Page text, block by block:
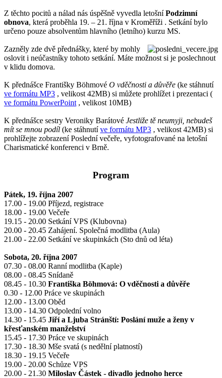
Z těchto pocitů a nálad nás úspěšně vyvedla letošníPodzimní
obnova, která proběhla 19. – 21. října v Kroměříži . Setkání bylo
určeno pouze absolventům hlavního (letního) kurzu MS.
Zazněly zde dvě přednášky, které by mohly
oslovit i neúčastníky tohoto setkání. Máte možnost si je poslechnout
v klidu domova.
K přednášce Františky Böhmové O vděčnosti a důvěře (ke stáhnutí
ve formátu MP3 , velikost 42MB) si můžete prohlížet i prezentaci (
ve formátu PowerPoint , velikost 10MB)
K přednášce sestry Veroniky Barátové Jestliže tě neumyji, nebudeš
mít se mnou podíl (ke stáhnutíve formátu MP3 , velikost 42MB) si
prohlížejte zobrazení Poslední večeře, vyfotografované na letošní
Charismatické konferenci v Brně.
Program
Pátek, 19. října 2007
17.00 - 19.00 Příjezd, registrace
18.00 - 19.00 Večeře
19.15 - 20.00 Setkání VPS (Klubovna)
20.00 - 20.45 Zahájení. Společná modlitba (Aula)
21.00 - 22.00 Setkání ve skupinkách (Sto dnů od léta)
Sobota, 20. října 2007
07.30 - 08.00 Ranní modlitba (Kaple)
08.00 - 08.45 Snídaně
08.45 - 10.30 Františka Böhmová: O vděčnosti a důvěře
0.30 - 12.00 Práce ve skupinách
12.00 - 13.00 Oběd
13.00 - 14.30 Odpolední volno
14.30 - 15.45 Jiří a Ljuba Stránští: Poslání muže a ženy v
křesťanském manželství
15.45 - 17.30 Práce ve skupinách
17.30 - 18.30 Mše svatá (s nedělní platností)
18.30 - 19.15 Večeře
19.00 - 20.00 Schůze VPS
20.00 - 21.30 Miloslav Částek - divadlo jednoho herce